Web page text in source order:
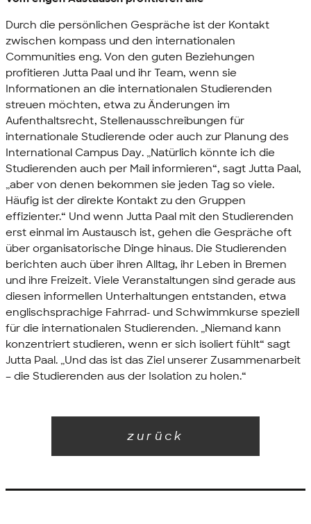
Durch die persönlichen Gespräche ist der Kontakt
zwischen kompass und den internationalen
Communities eng. Von den guten Beziehungen
profitieren Jutta Paal und ihr Team, wenn sie
Informationen an die internationalen Studierenden
streuen möchten, etwa zu Änderungen im
Aufenthaltsrecht, Stellenausschreibungen für
internationale Studierende oder auch zur Planung des
International Campus Day. „Natürlich könnte ich die
Studierenden auch per Mail informieren“, sagt Jutta Paal,
„aber von denen bekommen sie jeden Tag so viele.
Häufig ist der direkte Kontakt zu den Gruppen
effizienter.“ Und wenn Jutta Paal mit den Studierenden
erst einmal im Austausch ist, gehen die Gespräche oft
über organisatorische Dinge hinaus. Die Studierenden
berichten auch über ihren Alltag, ihr Leben in Bremen
und ihre Freizeit. Viele Veranstaltungen sind gerade aus
diesen informellen Unterhaltungen entstanden, etwa
englischsprachige Fahrrad- und Schwimmkurse speziell
für die internationalen Studierenden. „Niemand kann
konzentriert studieren, wenn er sich isoliert fühlt“ sagt
Jutta Paal. „Und das ist das Ziel unserer Zusammenarbeit
– die Studierenden aus der Isolation zu holen.“
zurück